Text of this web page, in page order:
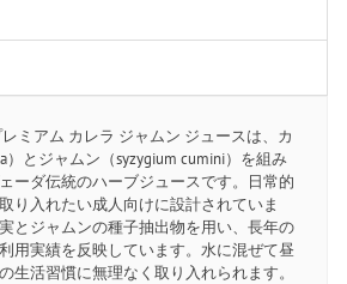
ミアム カレラ ジャムン ジュースは、カ
）とジャムン（syzygium cumini）を組み
ーダ伝統のハーブジュースです。日常的
り入れたい成人向けに設計されていま
とジャムンの種子抽出物を用い、長年の
用実績を反映しています。水に混ぜて昼
生活習慣に無理なく取り入れられます。